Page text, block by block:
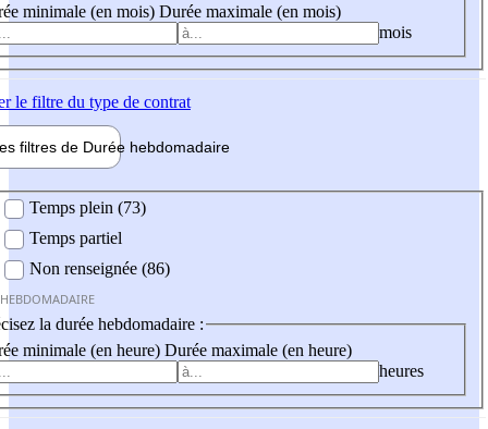
minimale (en mois) Durée maximale (en mois)
mois
le filtre du type de contrat
filtres de Durée hebdomadaire
Temps plein (73)
Temps partiel
Non renseignée (86)
la durée hebdomadaire :
minimale (en heure) Durée maximale (en heure)
heures